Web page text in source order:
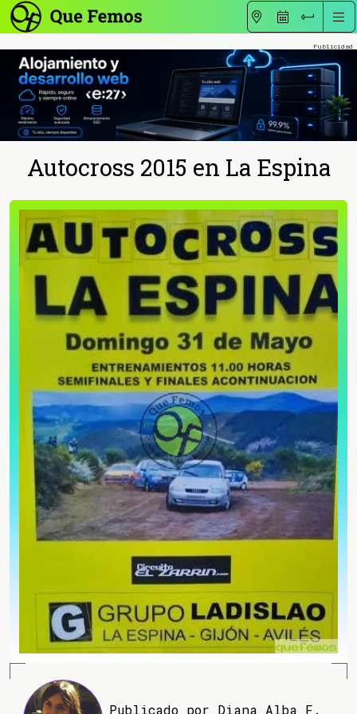
Autocross 2015 en La Espina
Publicado por Diana Alba F.